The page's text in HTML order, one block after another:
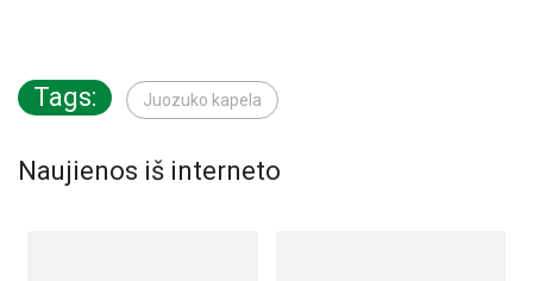
Tags: Juozuko kapela
Naujienos iš interneto